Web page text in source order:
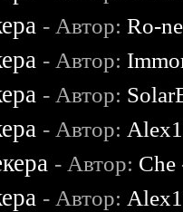
- Автор:Ro-
- Автор:
- Автор:
- Автор:
- Автор: Che
- Автор: